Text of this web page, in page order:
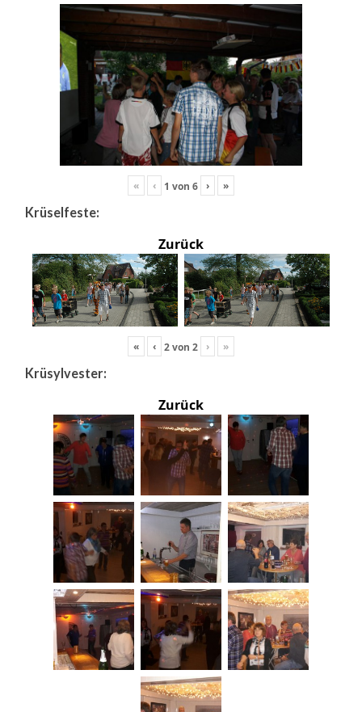
« ‹ 1 von 6 › »
Krüselfeste:
Zurück
« ‹ 2von 2 › »
Krüsylvester:
Zurück